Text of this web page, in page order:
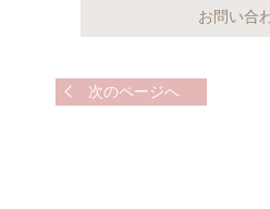
次のページへ